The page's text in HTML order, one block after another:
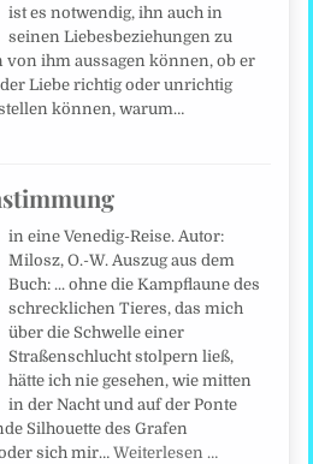
ist es notwendig, ihn auch in
seinen Liebesbeziehungen zu
von ihm aussagen können, ob er
Liebe richtig oder unrichtig
können, warum…
in eine Venedig-Reise. Autor:
Milosz, O.-W. Auszug aus dem
Buch: ... ohne die Kampflaune des
schrecklichen Tieres, das mich
über die Schwelle einer
Straßenschlucht stolpern ließ,
hätte ich nie gesehen, wie mitten
in der Nacht und auf der Ponte
Silhouette des Grafen
sich mir…Weiterlesen …